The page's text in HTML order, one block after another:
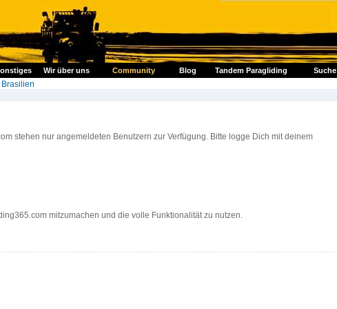
Wir über uns Suche
Community Blog Tandem Paragliding
Brasilien
stehen nur angemeldeten Benutzern zur Verfügung. Bitte logge Dich mit deinem
mitzumachen und die volle Funktionalität zu nutzen.